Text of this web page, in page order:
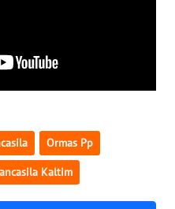
Ormas Pp
Kaltim